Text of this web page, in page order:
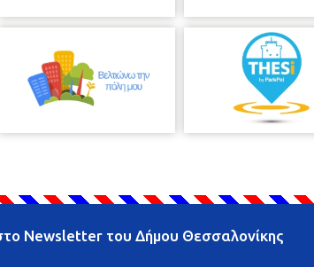
Newsletter του Δήμου Θεσσαλονίκης